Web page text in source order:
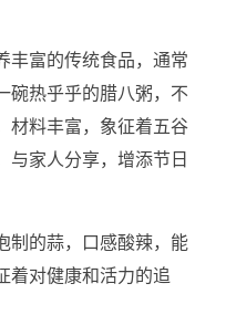
丰富的传统食品，通常
碗热乎乎的腊八粥，不
材料丰富，象征着五谷
与家人分享，增添节日
制的蒜，口感酸辣，能
着对健康和活力的追